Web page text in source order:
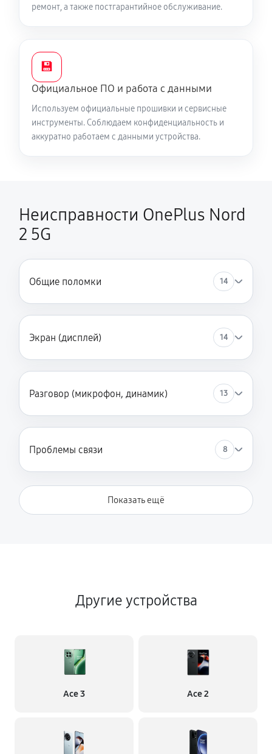
Разблокировка телефона
Ремонт телефона после воды
ремонт, а также постгарантийное обслуживание.
💾
Официальное ПО и работа с данными
Используем официальные прошивки и сервисные
инструменты. Соблюдаем конфиденциальность и
аккуратно работаем с данными устройства.
Неисправности OnePlus Nord
2 5G
Общие поломки 14
Экран (дисплей) 14
Разговор (микрофон, динамик) 13
Проблемы связи 8
Показать ещё
Другие устройства
Ace 3 Ace 2